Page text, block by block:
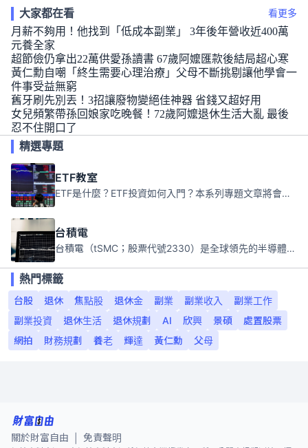
大家都在看 看更多
月薪不夠用！他找到「低成本副業」 3年後年營收近400萬
元養全家
超節儉仍拿出22萬供愛孫讀書 67歲阿嬤匯款後結局超心寒
黃仁勳自嘲「終生需要心理治療」父母不斷挑剔讓他學會一
件事受益無窮
舊牙刷先別丟！3招讓廢物變絕佳神器 省錢又超好用
女兒頻繁帶孫回娘家吃晚餐！72歲阿嬤退休生活大亂 最後
忍不住開口了
精選專題
ETF教室
ETF是什麼？ETF投資如何入門？本系列專題文章將會告訴你新手必須知道的ETF基礎知識。
台積電
台積電（tSMC；股票代號2330）是全球領先的半導體代工公司，成立於1987年，總部位於台灣新竹。且已於美國、日本、德國及中國設廠，台積電是全球首家專業積體電路製造服務公司，也是全球最先進和最大規模的半導體代工廠。
熱門標籤
台股
退休 焦點股 退休金 副業 副業收入
副業工作
副業投資
退休生活 退休規劃 AI 欣興 景碩
處置股票
網拍
財務規劃 養老 輝達 黃仁勳 父母
關於財富自由 免責聲明